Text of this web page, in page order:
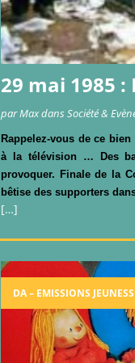
29 mai 1985
par Max dans Société &
Rappelez-vous de ce
à la télévision … Des
provoquer. Finale de la
bêtise des supporters
[…]
DA – EMISSIONS